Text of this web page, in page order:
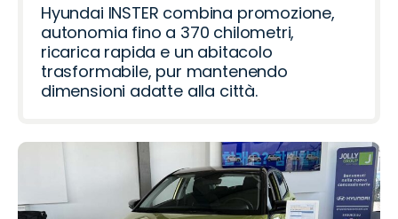
Hyundai INSTER combina promozione,
autonomia fino a 370 chilometri,
ricarica rapida e un abitacolo
trasformabile, pur mantenendo
dimensioni adatte alla città.